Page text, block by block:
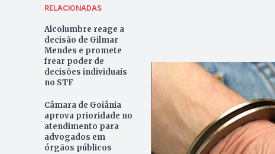
RELACIONADAS
Alcolumbre reage a
decisão de Gilmar
Mendes e promete
frear poder de
decisões individuais
no STF
Câmara de Goiânia
aprova prioridade no
atendimento para
advogados em
órgãos públicos